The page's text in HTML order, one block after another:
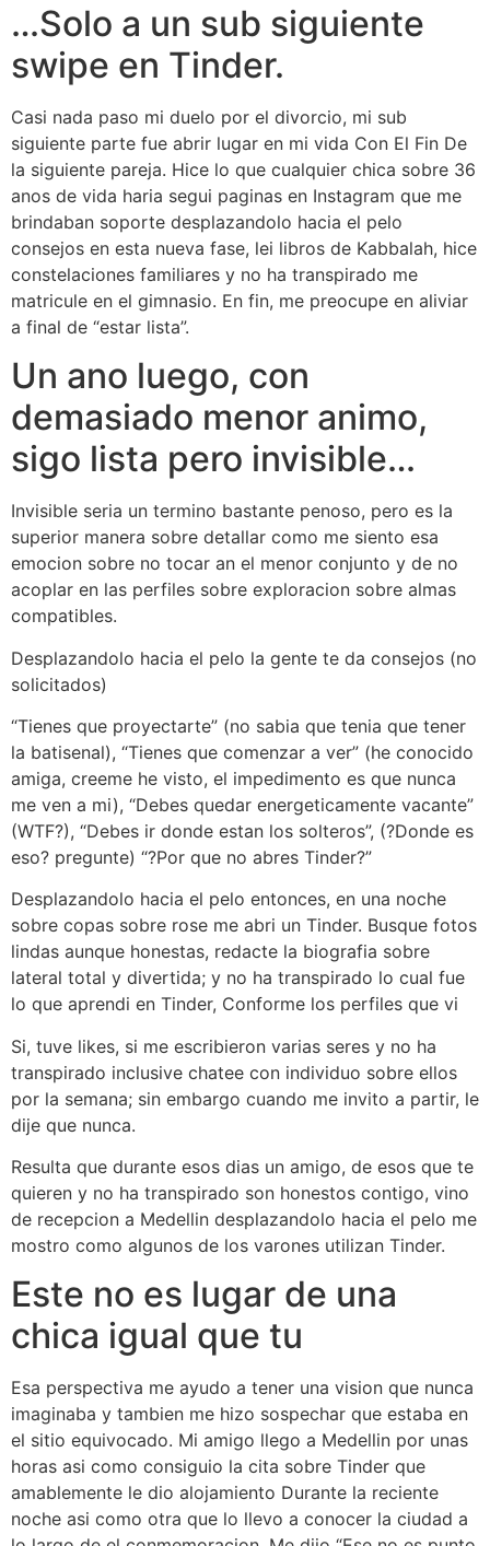
…Solo a un sub siguiente
swipe en Tinder.
Casi nada paso mi duelo por el divorcio, mi sub
siguiente parte fue abrir lugar en mi vida Con El Fin De
la siguiente pareja. Hice lo que cualquier chica sobre 36
anos de vida haria segui paginas en Instagram que me
brindaban soporte desplazandolo hacia el pelo
consejos en esta nueva fase, lei libros de Kabbalah, hice
constelaciones familiares y no ha transpirado me
matricule en el gimnasio. En fin, me preocupe en aliviar
a final de “estar lista”.
Un ano luego, con
demasiado menor animo,
sigo lista pero invisible…
Invisible seri­a un termino bastante penoso, pero es la
superior manera sobre detallar como me siento esa
emocion sobre no tocar an el menor conjunto y de no
acoplar en las perfiles sobre exploracion sobre almas
compatibles.
Desplazandolo hacia el pelo la gente te da consejos (no
solicitados)
“Tienes que proyectarte” (no sabia que tenia que tener
la batisenal), “Tienes que comenzar a ver” (he conocido
amiga, creeme he visto, el impedimento es que nunca
me ven a mi), “Debes quedar energeticamente vacante”
(WTF?), “Debes ir donde estan los solteros”, (?Donde es
eso? pregunte) “?Por que no abres Tinder?”
Desplazandolo hacia el pelo entonces, en una noche
sobre copas sobre rose me abri un Tinder. Busque fotos
lindas aunque honestas, redacte la biografia sobre
lateral total y divertida; y no ha transpirado lo cual fue
lo que aprendi en Tinder, Conforme los perfiles que vi
Si, tuve likes, si me escribieron varias seres y no ha
transpirado inclusive chatee con individuo sobre ellos
por la semana; sin embargo cuando me invito a partir, le
dije que nunca.
Resulta que durante esos dias un amigo, de esos que te
quieren y no ha transpirado son honestos contigo, vino
de recepcion a Medellin desplazandolo hacia el pelo me
mostro como algunos de los varones utilizan Tinder.
Este no es lugar de una
chica igual que tu
Esa perspectiva me ayudo a tener una vision que nunca
imaginaba y tambien me hizo sospechar que estaba en
el sitio equivocado. Mi amigo llego a Medellin por unas
horas asi­ como consiguio la cita sobre Tinder que
amablemente le dio alojamiento Durante la reciente
noche asi­ como otra que lo llevo a conocer la ciudad a